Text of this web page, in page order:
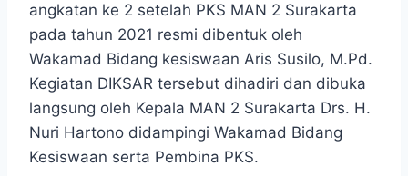
angkatan ke 2 setelah PKS MAN 2 Surakarta
pada tahun 2021 resmi dibentuk oleh
Wakamad Bidang kesiswaan Aris Susilo, M.Pd.
Kegiatan DIKSAR tersebut dihadiri dan dibuka
langsung oleh Kepala MAN 2 Surakarta Drs. H.
Nuri Hartono didampingi Wakamad Bidang
Kesiswaan serta Pembina PKS.